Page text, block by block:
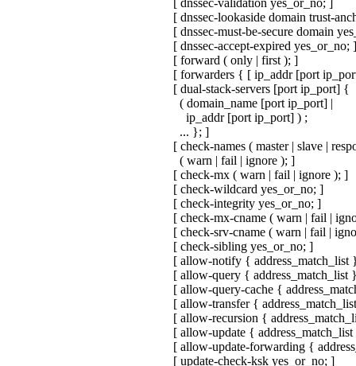
[ dnssec-validation yes_or_no; ]
[ dnssec-lookaside domain trust-
[ dnssec-must-be-secure domain
[ dnssec-accept-expired yes_or_no; ]
[ forward ( only | first ); ]
[ forwarders { [ ip_addr [port
[ dual-stack-servers [port ip_port] {
( domain_name [port ip_port] |
ip_addr [port ip_port] ) ;
... }; ]
[ check-names ( master | slave |
( warn | fail | ignore ); ]
[ check-mx ( warn | fail | ignore ); ]
[ check-wildcard yes_or_no; ]
[ check-integrity yes_or_no; ]
[ check-mx-cname ( warn | fail |
[ check-srv-cname ( warn | fail |
[ check-sibling yes_or_no; ]
[ allow-notify { address_match_list
[ allow-query { address_match_list
[ allow-query-cache {
[ allow-transfer {
[ allow-recursion {
[ allow-update {
[ allow-update-forwarding {
[ update-check-ksk yes_or_no; ]